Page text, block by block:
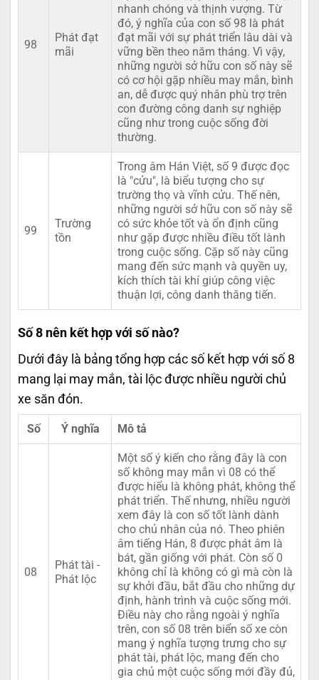
98
Phát đạt
mãi
nhanh chóng và thịnh vượng. Từ
đó, ý nghĩa của con số 98 là phát
đạt mãi với sự phát triển lâu dài và
vững bền theo năm tháng. Vì vậy,
những người sở hữu con số này sẽ
có cơ hội gặp nhiều may mắn, bình
an, dễ được quý nhân phù trợ trên
con đường công danh sự nghiệp
cũng như trong cuộc sống đời
thường.
99
Trường
tồn
Trong âm Hán Việt, số 9 được đọc
là "cửu", là biểu tượng cho sự
trường thọ và vĩnh cửu. Thế nên,
những người sở hữu con số này sẽ
có sức khỏe tốt và ổn định cũng
như gặp được nhiều điều tốt lành
trong cuộc sống. Cặp số này cũng
mang đến sức mạnh và quyền uy,
kích thích tài khí giúp công việc
thuận lợi, công danh thăng tiến.
Số 8 nên kết hợp với số nào?
Dưới đây là bảng tổng hợp các số kết hợp với số 8
mang lại may mắn, tài lộc được nhiều người chủ
xe săn đón.
Số Ý nghĩa Mô tả
08
Phát tài -
Phát lộc
Một số ý kiến cho rằng đây là con
số không may mắn vì 08 có thể
được hiểu là không phát, không thể
phát triển. Thế nhưng, nhiều người
xem đây là con số tốt lành dành
cho chủ nhân của nó. Theo phiên
âm tiếng Hán, 8 được phát âm là
bát, gần giống với phát. Còn số 0
không chỉ là không có gì mà còn là
sự khởi đầu, bắt đầu cho những dự
định, hành trình và cuộc sống mới.
Điều này cho rằng ngoài ý nghĩa
trên, con số 08 trên biển số xe còn
mang ý nghĩa tượng trưng cho sự
phát tài, phát lộc, mang đến cho
gia chủ một cuộc sống mới đầy đủ,